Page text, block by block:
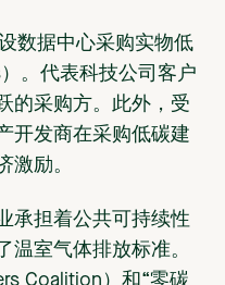
数据中心采购实物低
。代表科技公司客户
的采购方。此外，受
开发商在采购低碳建
激励。
承担着公共可持续性
温室气体排放标准。
Coalition）和“零碳